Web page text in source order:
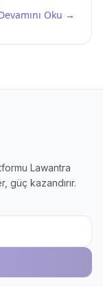
denge
Oku →
Lawantra
güç kazandırır.